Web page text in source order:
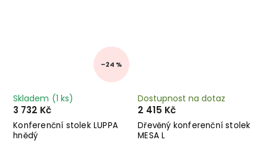
–24 %
Konferenční stolek LUPPA
hnědý
Skladem (1 ks)
3 732 Kč
Dřevěný konferenční stolek
MESA L
Dostupnost na dotaz
2 415 Kč